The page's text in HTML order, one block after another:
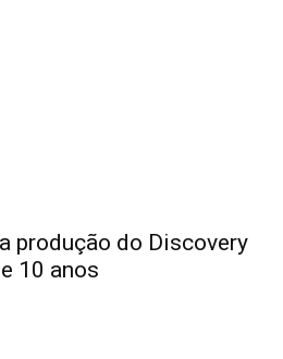
produção do Discovery
10 anos